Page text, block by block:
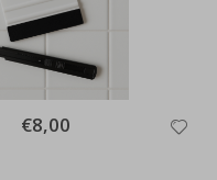
Special
Price
€8,00